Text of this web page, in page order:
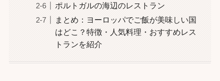
ポルトガルの海辺のレストラン
まとめ：ヨーロッパでご飯が美味しい国
はどこ？特徴・人気料理・おすすめレス
トランを紹介